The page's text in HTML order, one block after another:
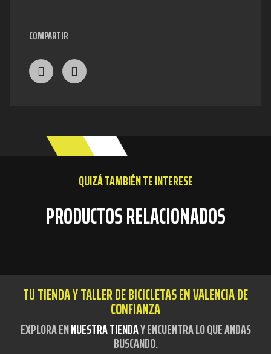
COMPARTIR
QUIZÁ TAMBIÉN TE INTERESE
PRODUCTOS RELACIONADOS
TU TIENDA Y TALLER DE BICICLETAS EN VALENCIA DE
CONFIANZA
EXPLORA ENNUESTRA TIENDAY ENCUENTRA LO QUE ANDAS
BUSCANDO.